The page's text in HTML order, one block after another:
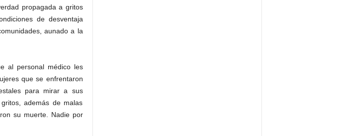
propagada a gritos
de desventaja
aunado a la
al personal médico les
que se enfrentaron
para mirar a sus
además de malas
su muerte. Nadie por